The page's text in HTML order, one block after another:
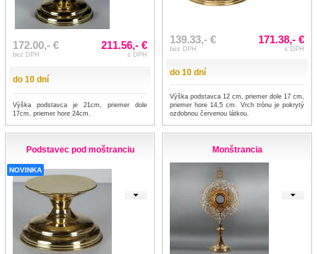
172.00,- €
bez DPH
211.56,- €
s DPH
do 10 dní
Výška podstavca je 21cm, priemer dole
17cm, priemer hore 24cm.
139.33,- €
bez DPH
171.38,- €
s DPH
do 10 dní
Výška podstavca 12 cm, priemer dole 17 cm,
priemer hore 14,5 cm. Vrch trónu je pokrytý
ozdobnou červenou látkou.
Podstavec pod moštranciu
NOVINKA
Monštrancia